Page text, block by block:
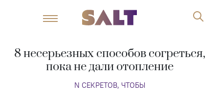
8 несерьезных способов согреться,
пока не дали отопление
N СЕКРЕТОВ, ЧТОБЫ